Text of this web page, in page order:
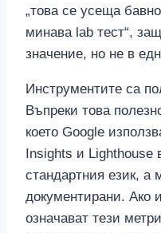
„това се усеща
минава lab тест“,
значение, но не в
Инструментите са
Въпреки това
което Google
Insights и Lighthouse
стандартния език, а
документирани. Ако
означават тези